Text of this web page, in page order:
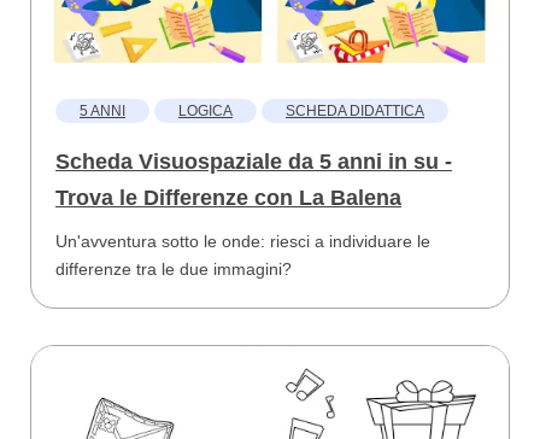
5 ANNI LOGICA SCHEDA DIDATTICA
Scheda Visuospaziale da 5 anni in su -
Trova le Differenze con La Balena
Un'avventura sotto le onde: riesci a individuare le
differenze tra le due immagini?